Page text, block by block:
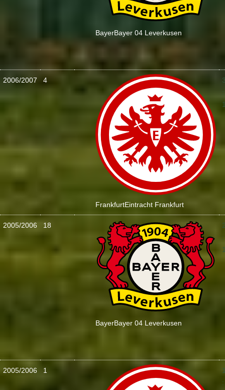
BayerBayer 04 Leverkusen
2006/2007 4
FrankfurtEintracht Frankfurt
:
2005/2006 18
BayerBayer 04 Leverkusen
:
2005/2006 1
: